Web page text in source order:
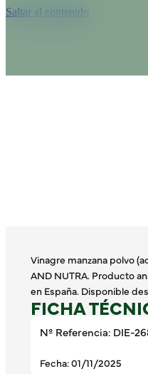
Saltar al contenido
Vinagre manzana polvo
AND NUTRA. Producto
en España. Disponible
FICHA
Nº Referencia: DIE-
Fecha: 01/11/2025